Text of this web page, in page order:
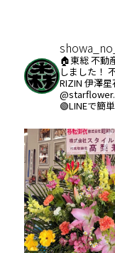
🏠東総 不動
しました！
RIZIN 伊澤
🟢LINEで簡